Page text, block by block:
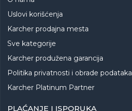
Uslovi korišćenja
Karcher prodajna mesta
Sve kategorije
Karcher produžena garancija
Politika privatnosti i obrade podataka
Karcher Platinum Partner
PLAĆANJE I ISPORUKA